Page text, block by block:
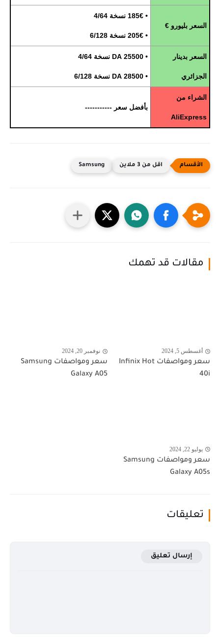
السعر بليورو €
• 185€ نسخة 4/64
• 205€ نسخة 6/128
السعر بدينار
الجزائري
• 25500 DA نسخة 4/64
• 28500 DA نسخة 6/128
الشراء من
AliExpress
بأفضل سعر -----------
اقل من 3 ملاين Samsung
مقالات قد تهمك
أغسطس 5, 2024
سعر ومواصفات Infinix Hot
40i
نوفمبر 20, 2024
سعر ومواصفات Samsung
Galaxy A05
يوليو 22, 2024
سعر ومواصفات Samsung
Galaxy A05s
تعليقات
إرسال تعليق